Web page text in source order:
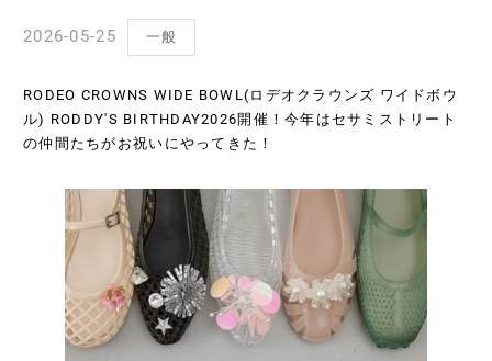
2026-05-25 一般
RODEO CROWNS WIDE BOWL(ロデオクラウンズ ワイドボウ
ル) RODDY'S BIRTHDAY2026開催！今年はセサミストリート
の仲間たちがお祝いにやってきた！